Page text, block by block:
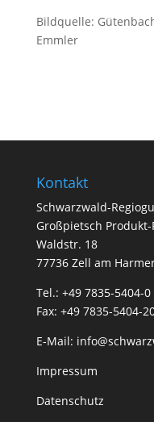
Bildquelle:
Emmler
Kontakt
Schwarzwald-
Großpietsch Produkt-
Waldstr. 18
77736 Zell am
Tel.: +49 7835-5404-0
Fax: +49 7835-5404-
E-Mail:
Impressum
Datenschutz